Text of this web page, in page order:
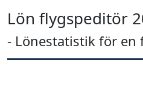
Lön flygspeditör
- Lönestatistik för en